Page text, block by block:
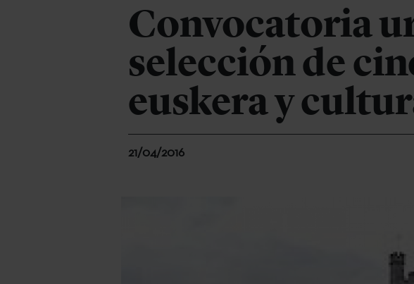
Convocatoria
selección de
euskera y
21/04/2016